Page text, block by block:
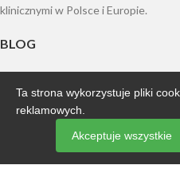
klinicznymi w Polsce i Europie.
BLOG
Po co nam błonnik w diecie?
Bakterie jako broń w walce z
Ta strona wykorzystuje pliki
reklamowych.
Akceptuje wszystkie